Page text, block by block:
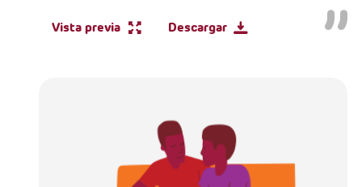
Vista previa Descargar